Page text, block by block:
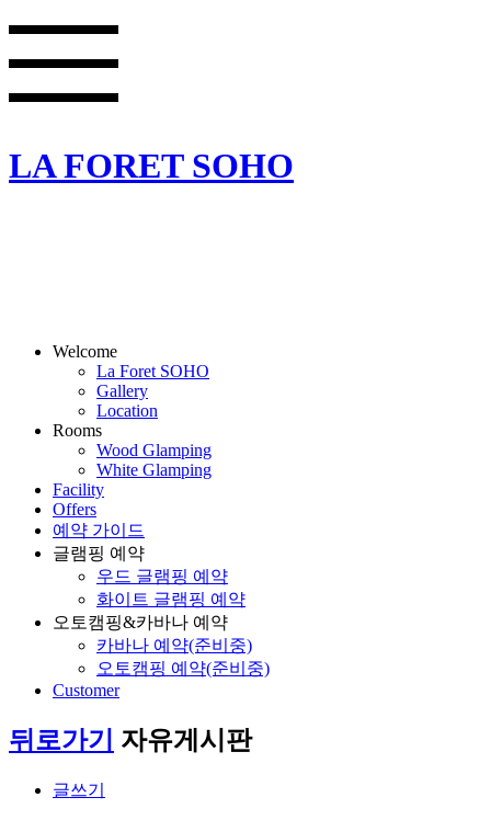
LA FORET SOHO
Welcome
La Foret SOHO
Gallery
Location
Rooms
Wood Glamping
White Glamping
Facility
Offers
예약 가이드
글램핑 예약
우드 글램핑 예약
화이트 글램핑 예약
오토캠핑&카바나 예약
카바나 예약(준비중)
오토캠핑 예약(준비중)
Customer
뒤로가기 자유게시판
글쓰기